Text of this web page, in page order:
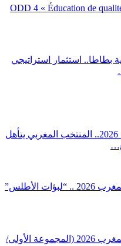
ODD 4 « Éducation de
بطاطا.. استثمار استراتيجي
كأس إفريقيا للسيدات-المغرب 2026.. المنتخب المغربي يتأهل
كأس أمم إفريقيا للسيدات – المغرب 2026 .. “لبؤات الأطلس”
كأس أمم إفريقيا للسيدات – المغرب 2026 (المجموعة الأولى/